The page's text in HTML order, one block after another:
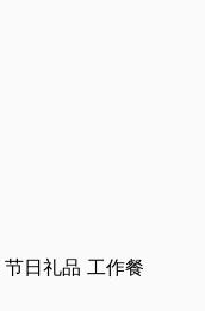
节日礼品 工作餐